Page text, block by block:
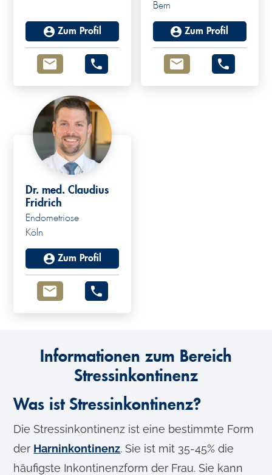
Zum Profil
Michael Mueller
Bern
Zum Profil
Dr. med. Claudius
Fridrich
Endometriose
Köln
Zum Profil
Informationen zum Bereich
Stressinkontinenz
Was ist Stressinkontinenz?
Die Stressinkontinenz ist eine bestimmte Form
der Harninkontinenz. Sie ist mit 35-45% die
häufigste Inkontinenzform der Frau. Sie kann